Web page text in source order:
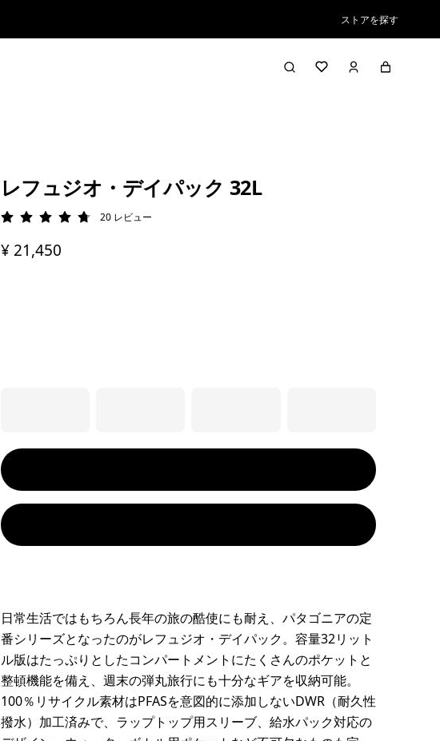
ストアを探す
レフュジオ・デイパック 32L
評価: 4.8 / 5
20 レビュー
¥ 21,450
日常生活ではもちろん長年の旅の酷使にも耐え、パタゴニアの定
番シリーズとなったのがレフュジオ・デイパック。容量32リット
ル版はたっぷりとしたコンパートメントにたくさんのポケットと
整頓機能を備え、週末の弾丸旅行にも十分なギアを収納可能。
100％リサイクル素材はPFASを意図的に添加しないDWR（耐久性
撥水）加工済みで、ラップトップ用スリーブ、給水パック対応の